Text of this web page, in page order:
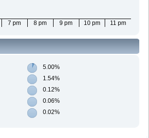
7 pm 8 pm 9 pm 10 pm 11 pm
5.00%
1.54%
0.12%
0.06%
0.02%